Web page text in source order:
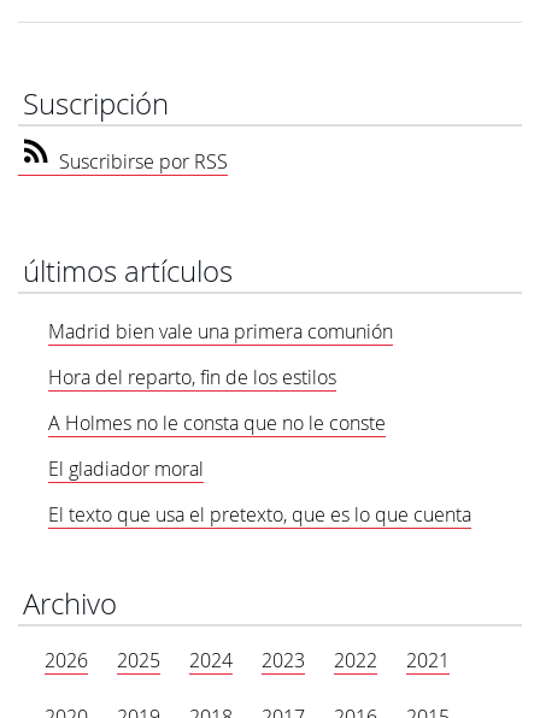
Suscripción
Suscribirse por RSS
últimos artículos
Madrid bien vale una primera comunión
Hora del reparto, fin de los estilos
A Holmes no le consta que no le conste
El gladiador moral
El texto que usa el pretexto, que es lo que cuenta
Archivo
2026 2025 2024 2023 2022 2021